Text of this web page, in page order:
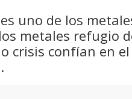
es uno de los
metales refugio
crisis confían en